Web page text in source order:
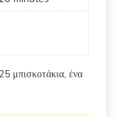
μπισκοτάκια, ένα